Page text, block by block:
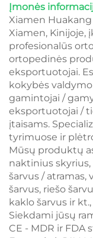
Įmonės
Xiamen
Xiamen, Kinijoje,
profesionalūs
ortopedinės
eksportuotojai.
kokybės
gamintojai /
eksportuotojai /
įtaisams.
tyrimuose ir
Mūsų produktų
naktinius skyrius,
šarvus / atramas,
šarvus, riešo
kaklo šarvus ir
Siekdami jūsų
CE - MDR ir FDA